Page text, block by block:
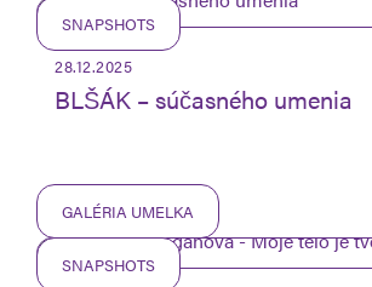
SNAPSHOTS
28.12.2025
BLŠÁK – súčasného umenia
GALÉRIA UMELKA
SNAPSHOTS